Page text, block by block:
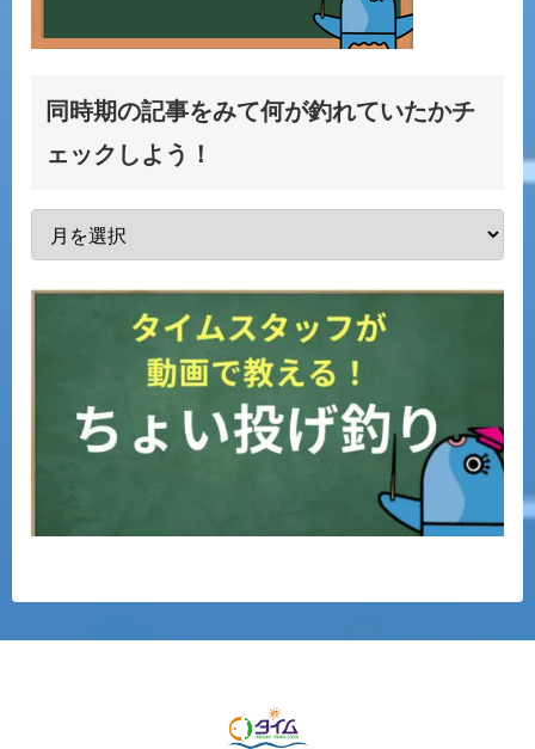
同時期の記事をみて何が釣れていたかチ
ェックしよう！